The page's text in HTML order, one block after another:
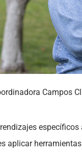
Campos
aplicar